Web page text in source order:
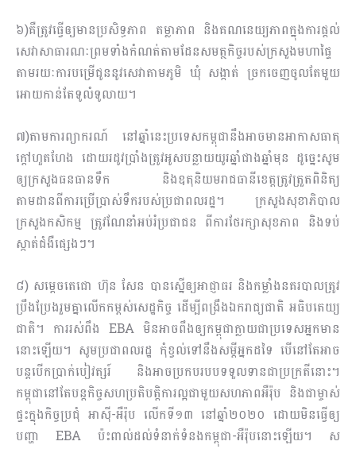
៦)គឺត្រូវធ្វើឲ្យមានប្រសិទ្ធភាព តម្លាភាព និងគណនេយ្យភាពក្នុងការផ្ដល់
សេវាសាធារណៈព្រមទាំងកំណត់តាមដែនសមត្ថកិច្ចរបស់ក្រសួងមហាផ្ទៃ
តាមរយៈការបម្រើជូននូវសេវាតាមភូមិ​ ឃុំ សង្កាត់ ច្រកចេញចូលតែមួយ
អោយកាន់តែទូលំទូលាយ។
៧)តាមការព្យាករណ៍ នៅឆ្នាំនេះប្រទេសកម្ពុជានឹងអាចមានអាកាសធាតុ
ក្តៅហួតហែង ដោយរដូវប្រាំងត្រូវអូសបន្លាយយូរឆ្នាំជាងឆ្នាំមុន ដូច្នេះសូម
ឲ្យក្រសួងធនធានទឹក និងឧតុនិយមរាជធានីខេត្តត្រូវត្រួតពិនិត្យ
តាមដានពីការប្រើប្រាស់ទឹករបស់ប្រជាពលរដ្ឋ។ ក្រសួងសុខាភិបាល
ក្រសួងកសិកម្ម ត្រូវណែនាំអប់រំប្រជាជន ពីការថែរក្សាសុខភាព និងទប់
ស្កាត់ជំងឺផ្សេងៗ។
៨) សម្តេចតេជោ ហ៊ុន សែន បានស្នើឲ្យអាជ្ញាធរ និងកម្លាំងនគរបាលត្រូវ
ប្រឹងប្រែងរួមគ្នាលើកកម្ពស់សេដ្ឋកិច្ច ដើម្បីពង្រឹងឯករាជ្យជាតិ អធិបតេយ្យ
ជាតិ។ ការរស់ពឹង EBA មិនអាចពឹងឲ្យកម្ពុជាក្លាយជាប្រទេសអ្នកមាន
នោះឡើយ។ សូមប្រជាពលរដ្ឋ កុំខ្វល់ទៅនឹងសម្តីអ្នកដទៃ បើនៅតែអាច
បន្តបើកប្រាក់បៀវត្សរ៍ និងអាចប្រកបរបបទទួលទានជាប្រក្រតីនោះ។
កម្ពុជានៅតែបន្តកិច្ចសហប្រតិបត្តិការល្អជាមួយសហភាពអឺរ៉ុប និងជាម្ចាស់
ផ្ទះក្នុងកិច្ចប្រជុំ​ អាស៊ី-អឺរ៉ុប​ លើកទី១៣​ នៅឆ្នាំ២០២០ ដោយមិនធ្វើឲ្យ
បញ្ហា EBA ប៉ះពាល់ដល់ទំនាក់ទំនងកម្ពុជា-អឺរ៉ុបនោះឡើយ។ ស